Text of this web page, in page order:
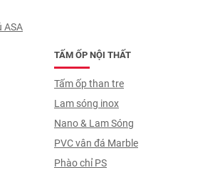
ASA
TẤM ỐP NỘI THẤT
Tấm ốp than tre
Lam sóng inox
Nano & Lam Sóng
PVC vân đá Marble
Phào chỉ PS